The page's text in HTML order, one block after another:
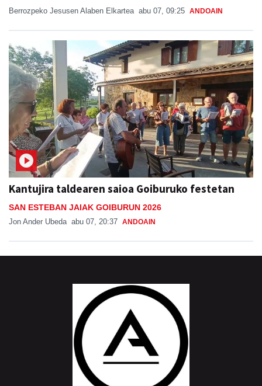
Berrozpeko Jesusen Alaben Elkartea abu 07, 09:25 ANDOAIN
Kantujira taldearen saioa Goiburuko festetan
SAN ESTEBAN JAIAK GOIBURUN 2026
Jon Ander Ubeda abu 07, 20:37 ANDOAIN